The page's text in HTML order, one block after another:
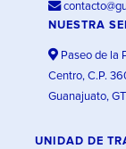
NUESTRA
Paseo de la
Centro, C.P.
Guanajuato,
UNIDAD DE